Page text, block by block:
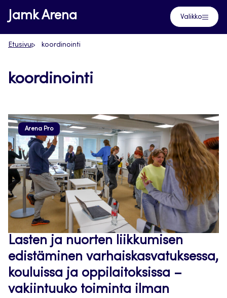
Siirry
suoraan
sisältöön
Jamk Arena Valikko
Etusivu koordinointi
koordinointi
Arena Pro
Lasten ja nuorten liikkumisen
edistäminen varhaiskasvatuksessa,
kouluissa ja oppilaitoksissa –
vakiintuuko toiminta ilman